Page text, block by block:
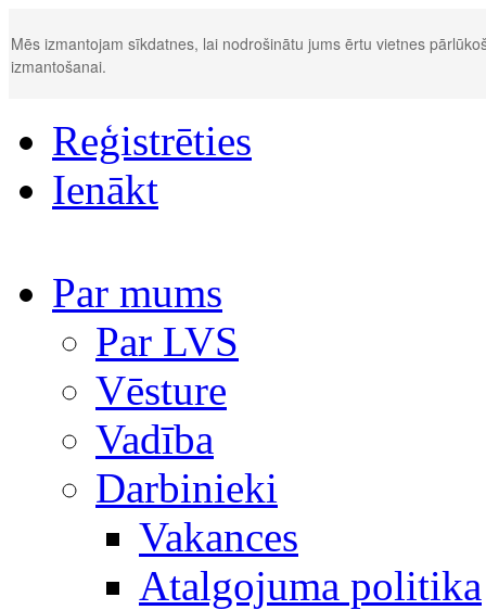
Mēs izmantojam sīkdatnes, lai nodrošinātu jums ērtu vietnes
izmantošanai.
Reģistrēties
Ienākt
Par mums
Par LVS
Vēsture
Vadība
Darbinieki
Vakances
Atalgojuma politika